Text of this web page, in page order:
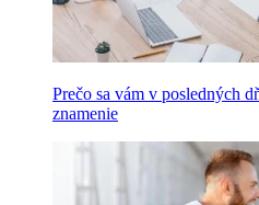
Prečo sa vám v posledných
znamenie